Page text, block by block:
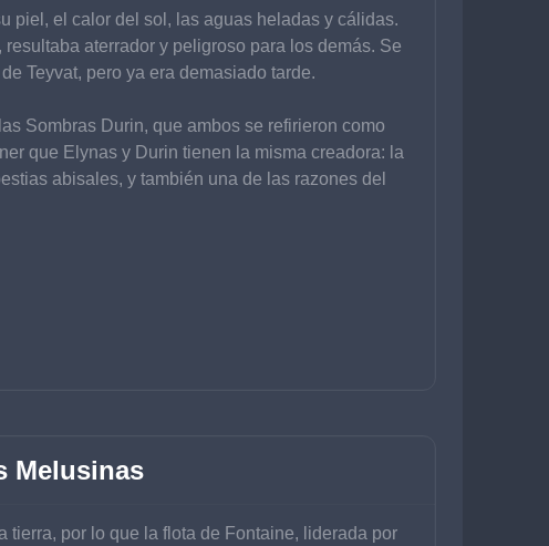
piel, el calor del sol, las aguas heladas y cálidas.
aterrador y peligroso para los demás. Se
Teyvat, pero ya era demasiado tarde.
Sombras Durin, que ambos se refirieron como
que Elynas y Durin tienen la misma creadora: la
abisales, y también una de las razones del
Melusinas
por lo que la flota de Fontaine, liderada por